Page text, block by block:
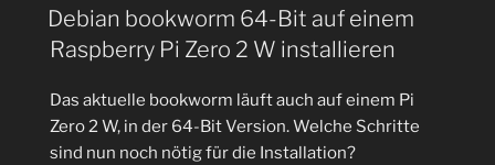
Pi
4
Docker
installieren:
KI-
AM
Debian bookworm 64-Bit auf einem
Raspberry Pi Zero 2 W installieren
Das aktuelle bookworm läuft auch auf einem Pi
Zero 2 W, in der 64-Bit Version. Welche Schritte
sind nun noch nötig für die Installation?